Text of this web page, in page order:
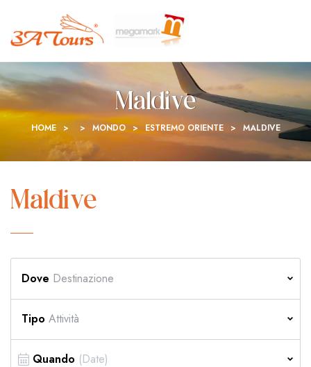
Maldive
HOME > > MONDO > ESTREMO ORIENTE > MALDIVE
Maldive
Dove Destinazione
Tipo Attività
Quando